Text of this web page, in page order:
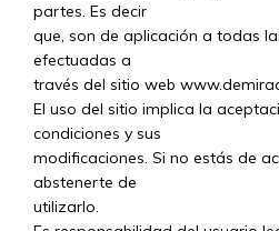
partes. Es decir
que, son de aplicación a todas
efectuadas a
través del sitio web
El uso del sitio implica la
condiciones y sus
modificaciones. Si no estás de
abstenerte de
utilizarlo.